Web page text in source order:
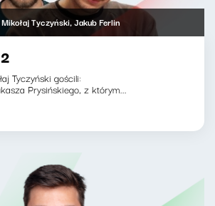
Mikołaj Tyczyński, Jakub Ferlin
Tyczyński gościli:
Prysińskiego, z którym...